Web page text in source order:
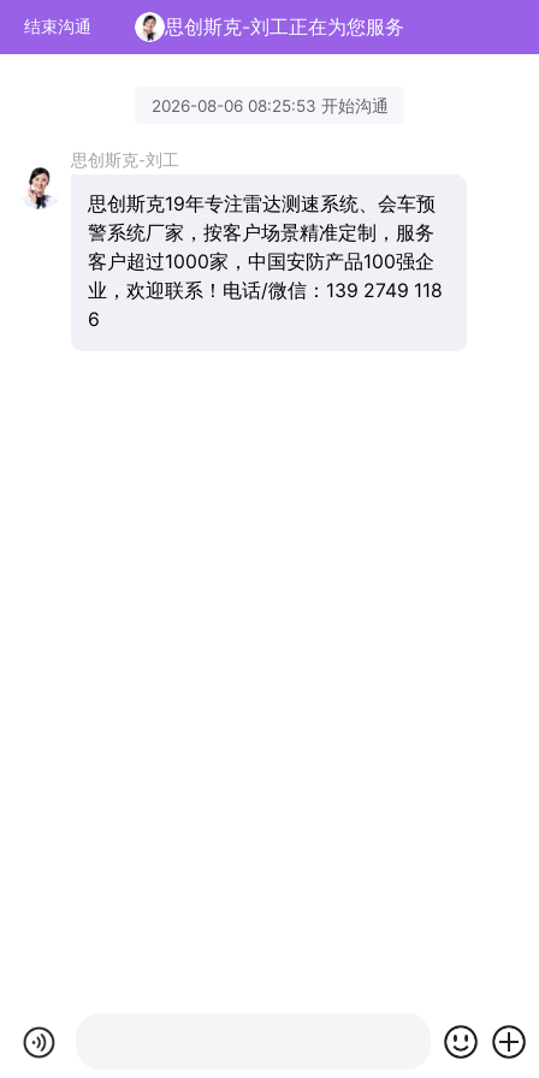
结束沟通 思创斯克-刘工正在为您服务
2026-08-06 08:25:53 开始沟通
思创斯克-刘工
思创斯克19年专注雷达测速系统、会车预
警系统厂家，按客户场景精准定制，服务
客户超过1000家，中国安防产品100强企
业，欢迎联系！电话/微信：139 2749 118
6